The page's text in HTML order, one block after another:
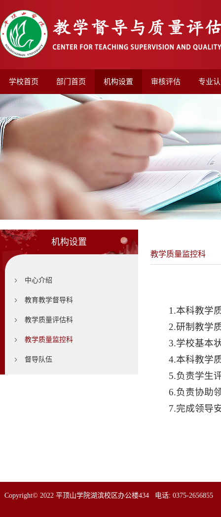
学校首页 部门首页 机构设置 审核评估 专业
机构设置
中心介绍
教育教学督导科
教学质量评估科
教学质量监控科
督导队伍
教学质量监控科
1.本科教学
2.研制教学
3.学校基本
4.本科教学
5.负责学生
6.负责协助
7.完成领导
Copyright© 2022 平顶山学院湖滨校区办公楼434 电话: 0375-2656855